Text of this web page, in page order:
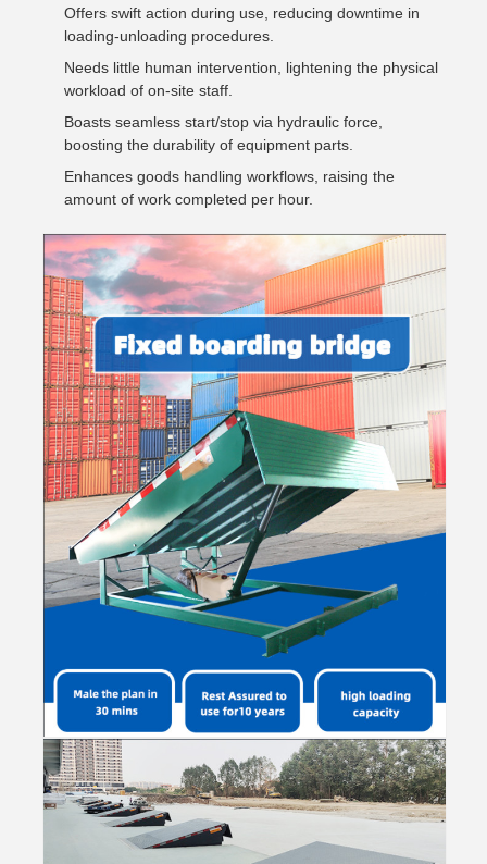
Offers swift action during use, reducing downtime in
loading-unloading procedures.
Needs little human intervention, lightening the physical
workload of on-site staff.
Boasts seamless start/stop via hydraulic force,
boosting the durability of equipment parts.
Enhances goods handling workflows, raising the
amount of work completed per hour.